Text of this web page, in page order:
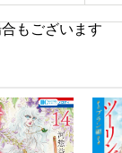
もございます